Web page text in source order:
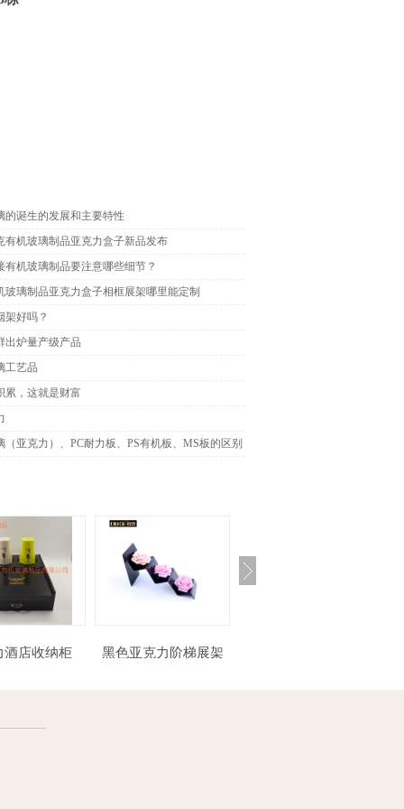
的诞生的发展和主要特性
有机玻璃制品亚克力盒子新品发布
有机玻璃制品要注意哪些细节？
玻璃制品亚克力盒子相框展架哪里能定制
架好吗？
出炉量产级产品
工艺品
累，这就是财富
（亚克力）、PC耐力板、PS有机板、MS板的区别
酒店收纳柜 黑色亚克力阶梯展架